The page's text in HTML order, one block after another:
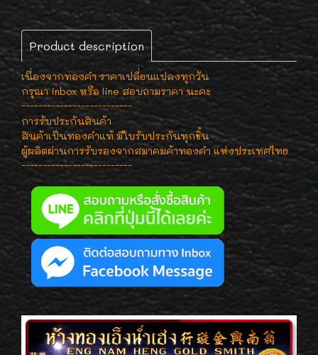
Product description
เนื่องจากทองคำ ราคาเปลี่ยนแปลงทุกวัน
กรุณา inbox หรือ line สอบถามราคา นะคะ
--------------------------
การรับประกันสินค้า
สินค้าเป็นทองคำแท้ มีใบรับประกันทุกชิ้น
ผู้ผลิตผ่านการรับรองจากสมาคมค้าทองคำ แห่งประเทศไทย
--------------------------